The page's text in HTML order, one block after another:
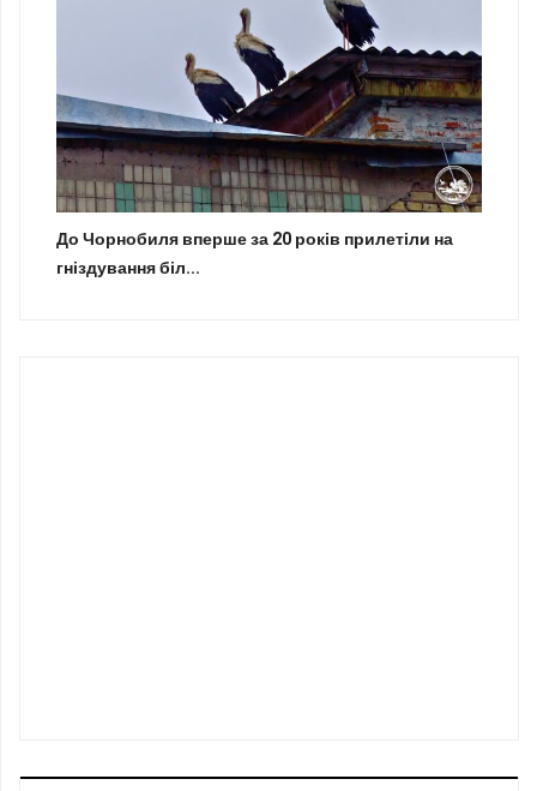
До Чорнобиля вперше за 20 років прилетіли на
гніздування біл...